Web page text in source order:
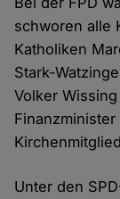
schworen alle
Katholiken
Stark-
Volker
Unter den